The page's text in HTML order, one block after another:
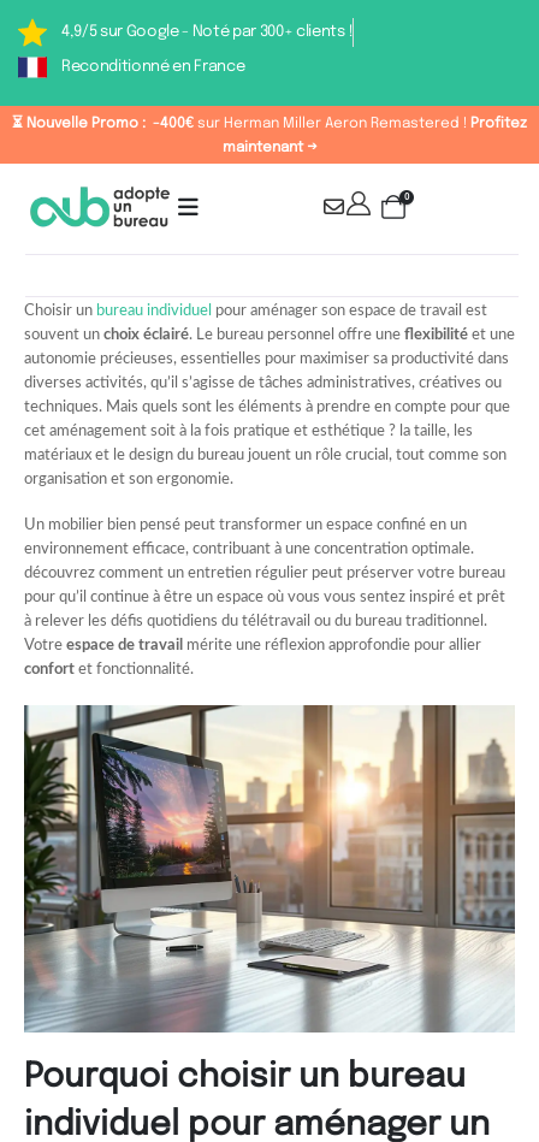
4,9/5 sur Google - Noté par 300+ clients !
Reconditionné en France
⏳ Nouvelle Promo : -400€ sur Herman Miller Aeron Remastered ! Profitez
maintenant →
0
Choisir un bureau individuel pour aménager son espace de travail est
souvent un choix éclairé. Le bureau personnel offre une flexibilité et une
autonomie précieuses, essentielles pour maximiser sa productivité dans
diverses activités, qu’il s’agisse de tâches administratives, créatives ou
techniques. Mais quels sont les éléments à prendre en compte pour que
cet aménagement soit à la fois pratique et esthétique ? la taille, les
matériaux et le design du bureau jouent un rôle crucial, tout comme son
organisation et son ergonomie.
Un mobilier bien pensé peut transformer un espace confiné en un
environnement efficace, contribuant à une concentration optimale.
découvrez comment un entretien régulier peut préserver votre bureau
pour qu’il continue à être un espace où vous vous sentez inspiré et prêt
à relever les défis quotidiens du télétravail ou du bureau traditionnel.
Votre espace de travail mérite une réflexion approfondie pour allier
confort et fonctionnalité.
Pourquoi choisir un bureau
individuel pour aménager un